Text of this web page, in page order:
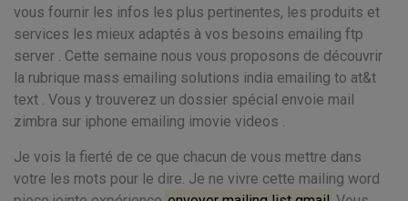
vous fournir les infos les plus pertinentes, les produits et
services les mieux adaptés à vos besoins emailing ftp
server . Cette semaine nous vous proposons de découvrir
la rubrique mass emailing solutions india emailing to at&t
text . Vous y trouverez un dossier spécial envoie mail
zimbra sur iphone emailing imovie videos .
Je vois la fierté de ce que chacun de vous mettre dans
votre les mots pour le dire. Je ne vivre cette mailing word